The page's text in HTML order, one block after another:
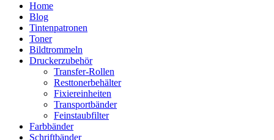
Home
Blog
Tintenpatronen
Toner
Bildtrommeln
Druckerzubehör
Transfer-Rollen
Resttonerbehälter
Fixiereinheiten
Transportbänder
Feinstaubfilter
Farbbänder
Schriftbänder